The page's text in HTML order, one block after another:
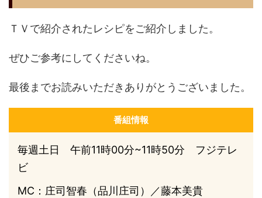
ＴＶで紹介されたレシピをご紹介しました。
ぜひご参考にしてくださいね。
最後までお読みいただきありがとうございました。
番組情報
毎週土日 午前11時00分~11時50分 フジテレ
ビ
MC：庄司智春（品川庄司）／藤本美貴